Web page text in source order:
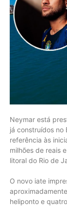
Neymar está
já construídos no
referência às
milhões de reais
litoral do Rio de
O novo iate
heliponto e